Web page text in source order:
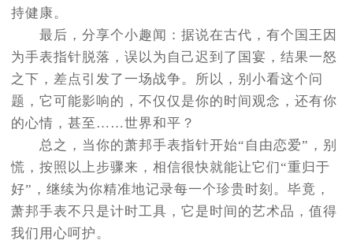
持健康。
最后，分享个小趣闻：据说在古代，有个国王因
为手表指针脱落，误以为自己迟到了国宴，结果一怒
之下，差点引发了一场战争。所以，别小看这个问
题，它可能影响的，不仅仅是你的时间观念，还有你
的心情，甚至……世界和平？
总之，当你的萧邦手表指针开始“自由恋爱”，别
慌，按照以上步骤来，相信很快就能让它们“重归于
好”，继续为你精准地记录每一个珍贵时刻。毕竟，
萧邦手表不只是计时工具，它是时间的艺术品，值得
我们用心呵护。